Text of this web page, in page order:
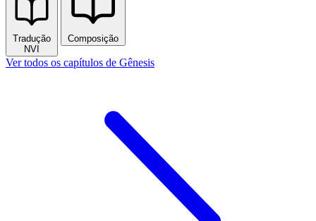
Tradução
NVI
Composição
Ver todos os capítulos de Gênesis